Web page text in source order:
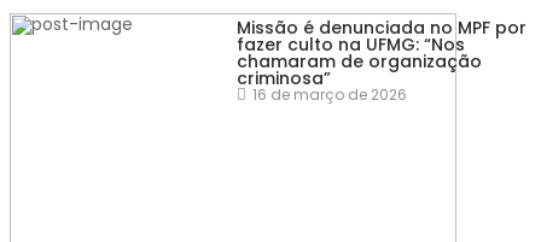
Missão é denunciada no MPF por
fazer culto na UFMG: “Nos
chamaram de organização
criminosa”
16 de março de 2026